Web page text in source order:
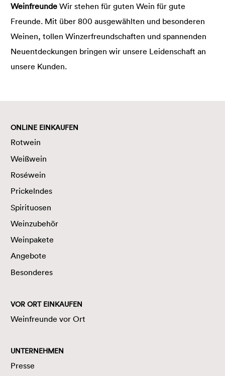
Weinfreunde Wir stehen für guten Wein für gute
Freunde. Mit über 800 ausgewählten und besonderen
Weinen, tollen Winzerfreundschaften und spannenden
Neuentdeckungen bringen wir unsere Leidenschaft an
unsere Kunden.
ONLINE EINKAUFEN
Rotwein
Weißwein
Roséwein
Prickelndes
Spirituosen
Weinzubehör
Weinpakete
Angebote
Besonderes
VOR ORT EINKAUFEN
Weinfreunde vor Ort
UNTERNEHMEN
Presse